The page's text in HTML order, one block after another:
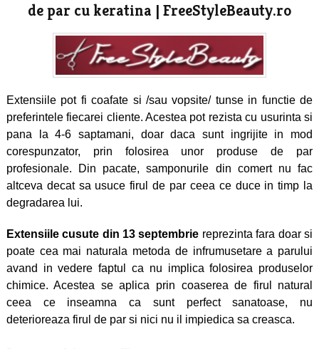
depar cu keratina | FreeStyleBeauty.ro
Extensiile pot fi coafate si /sau vopsite/ tunse in functie de
preferintele fiecarei cliente. Acestea pot rezista cu usurinta si
pana la 4-6 saptamani, doar daca sunt ingrijite in mod
corespunzator, prin folosirea unor produse de par
profesionale. Din pacate, samponurile din comert nu fac
altceva decat sa usuce firul de par ceea ce duce in timp la
degradarea lui.
Extensiile cusute din 13 septembrie reprezinta fara doar si
poate cea mai naturala metoda de infrumusetare a parului
avand in vedere faptul ca nu implica folosirea produselor
chimice. Acestea se aplica prin coaserea de firul natural
ceea ce inseamna ca sunt perfect sanatoase, nu
deterioreaza firul de par si nici nu il impiedica sa creasca.